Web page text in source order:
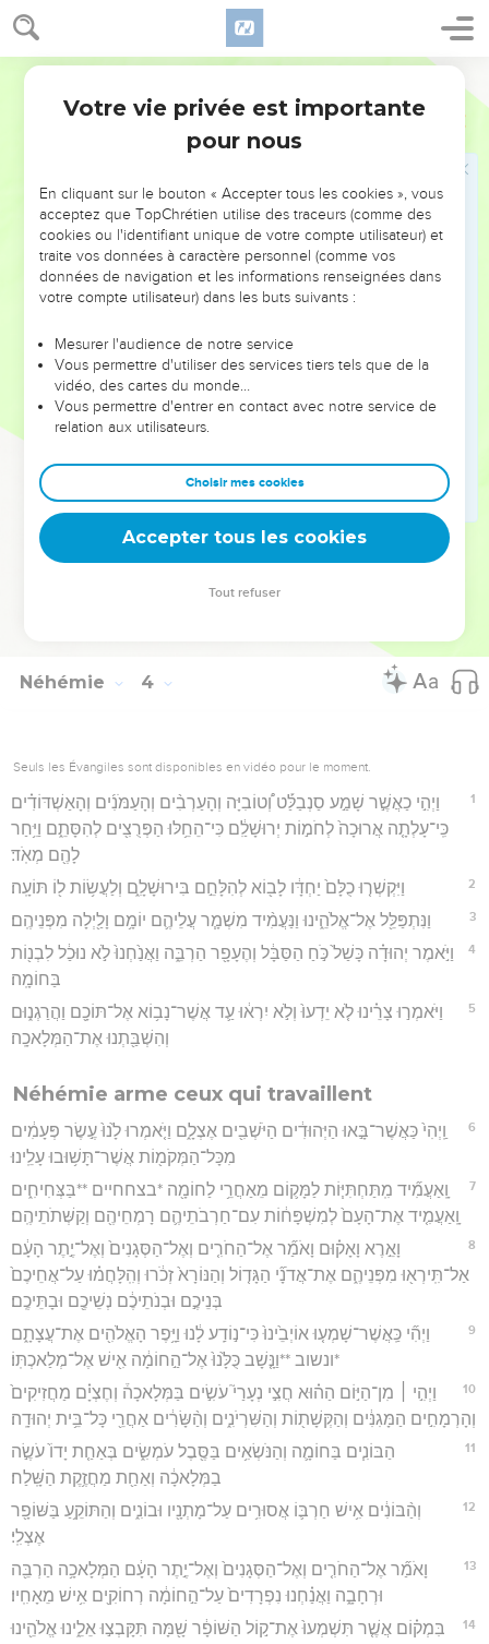
Néhémie 3
שֵׁנִ֑י סאַחֲרָ֣יו הֶחֱזִ֗יק מְשֻׁלָּם֙ בֶּן־בֶּ֣רֶכְיָ֔ה נֶ֖גֶד נִשְׁכָּתֽוֹ׃
31
*אחרי **אַחֲרָ֣יו הֶחֱזִ֗יק מַלְכִּיָּה֙ בֶּן־הַצֹּ֣רְפִ֔י עַד־בֵּ֥ית הַנְּתִינִ֖ים
וְהָרֹכְלִ֑ים נֶ֚גֶד שַׁ֣עַר הַמִּפְקָ֔ד וְעַ֖ד עֲלִיַּ֥ת הַפִּנָּֽה׃
32 וּבֵ֨ין עֲלִיַּ֤ת הַפִּנָּה֙ לְשַׁ֣עַר הַצֹּ֔אן הֶחֱזִ֥יקוּ הַצֹּרְפִ֖ים וְהָרֹכְלִֽים׃
Les adversaires veulent arrêter les travaux
וַיְהִ֞י כַּאֲשֶׁ֧ר שָׁמַ֣ע סַנְבַלַּ֗ט כִּֽי־אֲנַ֤חְנוּ בוֹנִים֙ אֶת־הַ֣חוֹמָ֔ה וַיִּ֣חַר ל֔וֹ
וַיִּכְעַ֖ס הַרְבֵּ֑ה וַיַּלְעֵ֖ג עַל־הַיְּהוּדִֽים׃
וַיֹּ֣אמֶר ׀ לִפְנֵ֣י אֶחָ֗יו וְחֵיל֙ שֹֽׁמְר֔וֹן וַיֹּ֕אמֶר מָ֛ה הַיְּהוּדִ֥ים הָאֲמֵלָלִ֖ים
עֹשִׂ֑ים הֲיַעַזְב֨וּ לָהֶ֤ם הֲיִזְבָּ֙חוּ֙ הַיְכַלּ֣וּ בַיּ֔וֹם הַיְחַיּ֧וּ אֶת־הָאֲבָנִ֛ים מֵעֲרֵמ֥וֹת
הֶעָפָ֖ר וְהֵ֥מָּה שְׂרוּפֽוֹת׃
וְטוֹבִיָּ֥ה הָעַמֹּנִ֖י אֶצְל֑וֹ וַיֹּ֗אמֶר גַּ֚ם אֲשֶׁר־הֵ֣ם בּוֹנִ֔ים אִם־יַעֲלֶ֣ה שׁוּעָ֔ל
וּפָרַ֖ץ חוֹמַ֥ת אַבְנֵיהֶֽם׃
שְׁמַ֤ע אֱלֹהֵ֙ינוּ֙ כִּֽי־הָיִ֣ינוּ בוּזָ֔ה וְהָשֵׁ֥ב חֶרְפָּתָ֖ם אֶל־רֹאשָׁ֑ם וּתְנֵ֥ם לְבִזָּ֖ה
בְּאֶ֥רֶץ שִׁבְיָֽה׃
הַבּוֹנִֽים׃
וַנִּבְנֶה֙ אֶת־הַ֣חוֹמָ֔ה וַתִּקָּשֵׁ֥ר כָּל־הַחוֹמָ֖ה עַד־חֶצְיָ֑הּ וַיְהִ֧י לֵ֦ב לָעָ֖ם
לַעֲשֽׂוֹת׃
Hébreu : © Westminster Leningrad Codex - tanach.us --- Grec : © 2010 by the
Néhémie 4
Seuls les Évangiles sont disponibles en vidéo pour le moment.
1
וַיְהִ֣י כַאֲשֶׁ֣ר שָׁמַ֣ע סַנְבַלַּ֡ט וְ֠טוֹבִיָּה וְהָעַרְבִ֨ים וְהָעַמֹּנִ֜ים וְהָאַשְׁדּוֹדִ֗ים
כִּֽי־עָלְתָ֤ה אֲרוּכָה֙ לְחֹמ֣וֹת יְרוּשָׁלִַ֔ם כִּי־הֵחֵ֥לּוּ הַפְּרֻצִ֖ים לְהִסָּתֵ֑ם וַיִּ֥חַר
לָהֶ֖ם מְאֹֽד׃
2 וַיִּקְשְׁר֤וּ כֻלָּם֙ יַחְדָּ֔ו לָב֖וֹא לְהִלָּחֵ֣ם בִּירוּשָׁלִָ֑ם וְלַעֲשׂ֥וֹת ל֖וֹ תּוֹעָֽה׃
3 וַנִּתְפַּלֵּ֖ל אֶל־אֱלֹהֵ֑ינוּ וַנַּעֲמִ֨יד מִשְׁמָ֧ר עֲלֵיהֶ֛ם יוֹמָ֥ם וָלַ֖יְלָה מִפְּנֵיהֶֽם׃
4
וַיֹּ֣אמֶר יְהוּדָ֗ה כָּשַׁל֙ כֹּ֣חַ הַסַּבָּ֔ל וְהֶעָפָ֖ר הַרְבֵּ֑ה וַאֲנַ֙חְנוּ֙ לֹ֣א נוּכַ֔ל לִבְנ֖וֹת
בַּחוֹמָֽה׃
5
וַיֹּאמְר֣וּ צָרֵ֗ינוּ לֹ֤א יֵדְעוּ֙ וְלֹ֣א יִרְא֔וּ עַ֛ד אֲשֶׁר־נָב֥וֹא אֶל־תּוֹכָ֖ם וַהֲרַגְנ֑וּם
וְהִשְׁבַּ֖תְנוּ אֶת־הַמְּלָאכָֽה׃
Néhémie arme ceux qui travaillent
6
וַֽיְהִי֙ כַּאֲשֶׁר־בָּ֣אוּ הַיְּהוּדִ֔ים הַיֹּשְׁבִ֖ים אֶצְלָ֑ם וַיֹּ֤אמְרוּ לָ֙נוּ֙ עֶ֣שֶׂר פְּעָמִ֔ים
מִכָּל־הַמְּקֹמ֖וֹת אֲשֶׁר־תָּשׁ֥וּבוּ עָלֵֽינוּ׃
7
וָֽאַעֲמִ֞יד מִֽתַּחְתִּיּ֧וֹת לַמָּק֛וֹם מֵאַחֲרֵ֥י לַחוֹמָ֖ה *בצחחיים **בַּצְּחִיחִ֑ים
וָֽאַעֲמִ֤יד אֶת־הָעָם֙ לְמִשְׁפָּח֔וֹת עִם־חַרְבֹתֵיהֶ֛ם רָמְחֵיהֶ֖ם וְקַשְּׁתֹתֵיהֶֽם׃
8
וָאֵ֣רֶא וָאָק֗וּם וָאֹמַ֞ר אֶל־הַחֹרִ֤ים וְאֶל־הַסְּגָנִים֙ וְאֶל־יֶ֣תֶר הָעָ֔ם
אַל־תִּֽירְא֖וּ מִפְּנֵיהֶ֑ם אֶת־אֲדֹנָ֞י הַגָּד֤וֹל וְהַנּוֹרָא֙ זְכֹ֔רוּ וְהִֽלָּחֲמ֗וּ עַל־אֲחֵיכֶם֙
בְּנֵיכֶ֣ם וּבְנֹתֵיכֶ֔ם נְשֵׁיכֶ֖ם וּבָתֵּיכֶֽם׃
9
וַיְהִ֞י כַּֽאֲשֶׁר־שָׁמְע֤וּ אוֹיְבֵ֙ינוּ֙ כִּי־נ֣וֹדַֽע לָ֔נוּ וַיָּ֥פֶר הָאֱלֹהִ֖ים אֶת־עֲצָתָ֑ם
*ונשוב **וַנָּ֤שָׁב כֻּלָּ֙נוּ֙ אֶל־הַ֣חוֹמָ֔ה אִ֖ישׁ אֶל־מְלַאכְתּֽוֹ׃
10
וַיְהִ֣י ׀ מִן־הַיּ֣וֹם הַה֗וּא חֲצִ֣י נְעָרַי֮ עֹשִׂ֣ים בַּמְּלָאכָה֒ וְחֶצְיָ֗ם מַחֲזִיקִים֙
וְהָרְמָחִ֣ים הַמָּגִנִּ֔ים וְהַקְּשָׁת֖וֹת וְהַשִּׁרְיֹנִ֑ים וְהַ֨שָּׂרִ֔ים אַחֲרֵ֖י כָּל־בֵּ֥ית יְהוּדָֽה׃
11
הַבּוֹנִ֧ים בַּחוֹמָ֛ה וְהַנֹּשְׂאִ֥ים בַּסֶּ֖בֶל עֹמְשִׂ֑ים בְּאַחַ֤ת יָדוֹ֙ עֹשֶׂ֣ה
בַמְּלָאכָ֔ה וְאַחַ֖ת מַחֲזֶ֥קֶת הַשָּֽׁלַח׃
12
וְהַ֨בּוֹנִ֔ים אִ֥ישׁ חַרְבּ֛וֹ אֲסוּרִ֥ים עַל־מָתְנָ֖יו וּבוֹנִ֑ים וְהַתּוֹקֵ֥עַ בַּשּׁוֹפָ֖ר
אֶצְלִֽי׃
13
וָאֹמַ֞ר אֶל־הַחֹרִ֤ים וְאֶל־הַסְּגָנִים֙ וְאֶל־יֶ֣תֶר הָעָ֔ם הַמְּלָאכָ֥ה הַרְבֵּ֖ה
וּרְחָבָ֑ה וַאֲנַ֗חְנוּ נִפְרָדִים֙ עַל־הַ֣חוֹמָ֔ה רְחוֹקִ֖ים אִ֥ישׁ מֵאָחִֽיו׃
14
בִּמְק֗וֹם אֲשֶׁ֤ר תִּשְׁמְעוּ֙ אֶת־ק֣וֹל הַשּׁוֹפָ֔ר שָׁ֖מָּה תִּקָּבְצ֣וּ אֵלֵ֑ינוּ אֱלֹהֵ֖ינוּ
Votre vie privée est importante
pour nous
En cliquant sur le bouton « Accepter tous les cookies », vous
acceptez que TopChrétien utilise des traceurs (comme des
cookies ou l'identifiant unique de votre compte utilisateur) et
traite vos données à caractère personnel (comme vos
données de navigation et les informations renseignées dans
votre compte utilisateur) dans les buts suivants :
Mesurer l'audience de notre service
Vous permettre d'utiliser des services tiers tels que de la
vidéo, des cartes du monde…
Vous permettre d'entrer en contact avec notre service de
relation aux utilisateurs.
Choisir mes cookies
Accepter tous les cookies
Tout refuser